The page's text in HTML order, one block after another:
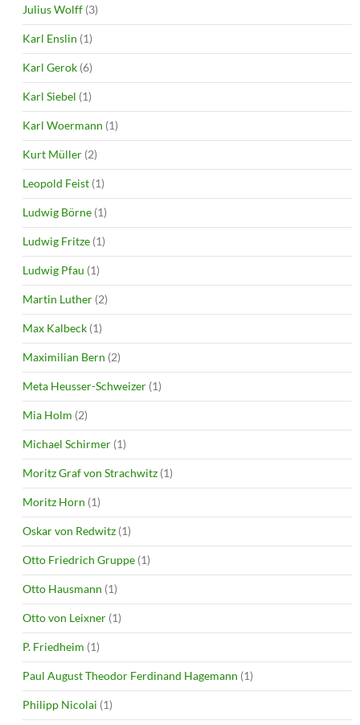
Julius Wolff (3)
Karl Enslin (1)
Karl Gerok (6)
Karl Siebel (1)
Karl Woermann (1)
Kurt Müller (2)
Leopold Feist (1)
Ludwig Börne (1)
Ludwig Fritze (1)
Ludwig Pfau (1)
Martin Luther (2)
Max Kalbeck (1)
Maximilian Bern (2)
Meta Heusser-Schweizer (1)
Mia Holm (2)
Michael Schirmer (1)
Moritz Graf von Strachwitz (1)
Moritz Horn (1)
Oskar von Redwitz (1)
Otto Friedrich Gruppe (1)
Otto Hausmann (1)
Otto von Leixner (1)
P. Friedheim (1)
Paul August Theodor Ferdinand Hagemann (1)
Philipp Nicolai (1)